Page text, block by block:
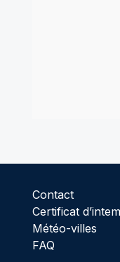
Contact
Certificat
Météo-villes
FAQ